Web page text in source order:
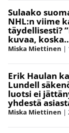
Sulaako
NHL:n viime
täydellisesti?
kuvaa,
Miska Miettinen |
Erik Haulan
Lundell
luotsi ei
yhdestä
Miska Miettinen |